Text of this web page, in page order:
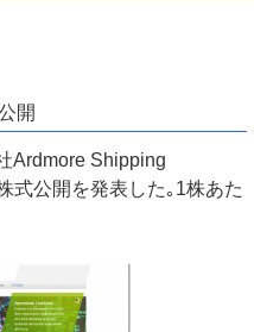
開
Ardmore Shipping
式公開を発表した｡1株あた